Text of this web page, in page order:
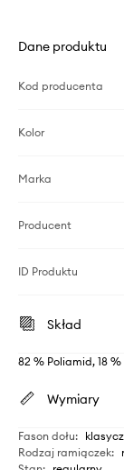
Dane produktu
Kod producenta
Kolor
Marka
Producent
ID Produktu
Skład
82 % Poliamid, 18
Wymiary
Fason dołu:
Rodzaj ramiączek: